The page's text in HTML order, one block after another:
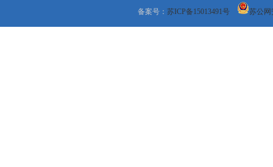
备案号： 苏ICP备15013491号 苏公网